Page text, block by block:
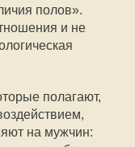
полов».
и не
полагают,
на мужчин: